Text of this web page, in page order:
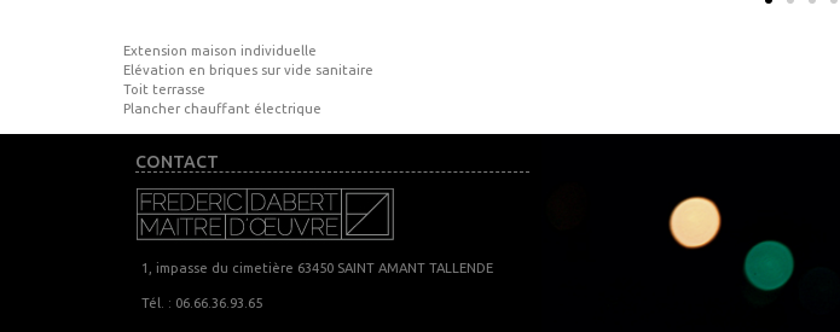
Extension maison individuelle
Elévation en briques sur vide sanitaire
Toit terrasse
Plancher chauffant électrique
CONTACT
1, impasse du cimetière 63450 SAINT AMANT TALLENDE
Tél. : 06.66.36.93.65